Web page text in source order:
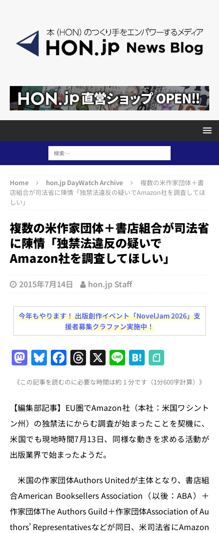
Home hon.jp DayWatch Archive
複数の米作家団体＋書
店組合が司法省に陳情「独禁法違反の疑いでAmazon社を調査してほ
しい」
複数の米作家団体＋書店組合が司法省
に陳情「独禁法違反の疑いで
Amazon社を調査してほしい」
2015年7月14日 hon.jp Staff
今年もやります！ 出版創作イベント「NovelJam 2026」支
援者募集クラファン実施中！
M
a
st
o
d
o
n
Bl
u
e
s
k
y
F
a
c
e
b
o
o
T
h
re
a
d
s
X Li
n
e
H
at
e
n
a
《この記事を読むのに必要な時間は約 1 分です（1分600字計算）》
【編集部記事】EU圏でAmazon社（本社：米国ワシント
ン州）の独禁法にからむ調査が始まったことを契機に、
米国でも現地時間7月13日、同様な動きを求める活動が
出版業界で始まったようだ。
米国の作家団体Authors Unitedが主体となり、書店組
合American Booksellers Association（以後：ABA）＋
作家団体The Authors Guild＋作家団体Association of Au
thors’ Representativesなどが同日、米司法省にAmazon